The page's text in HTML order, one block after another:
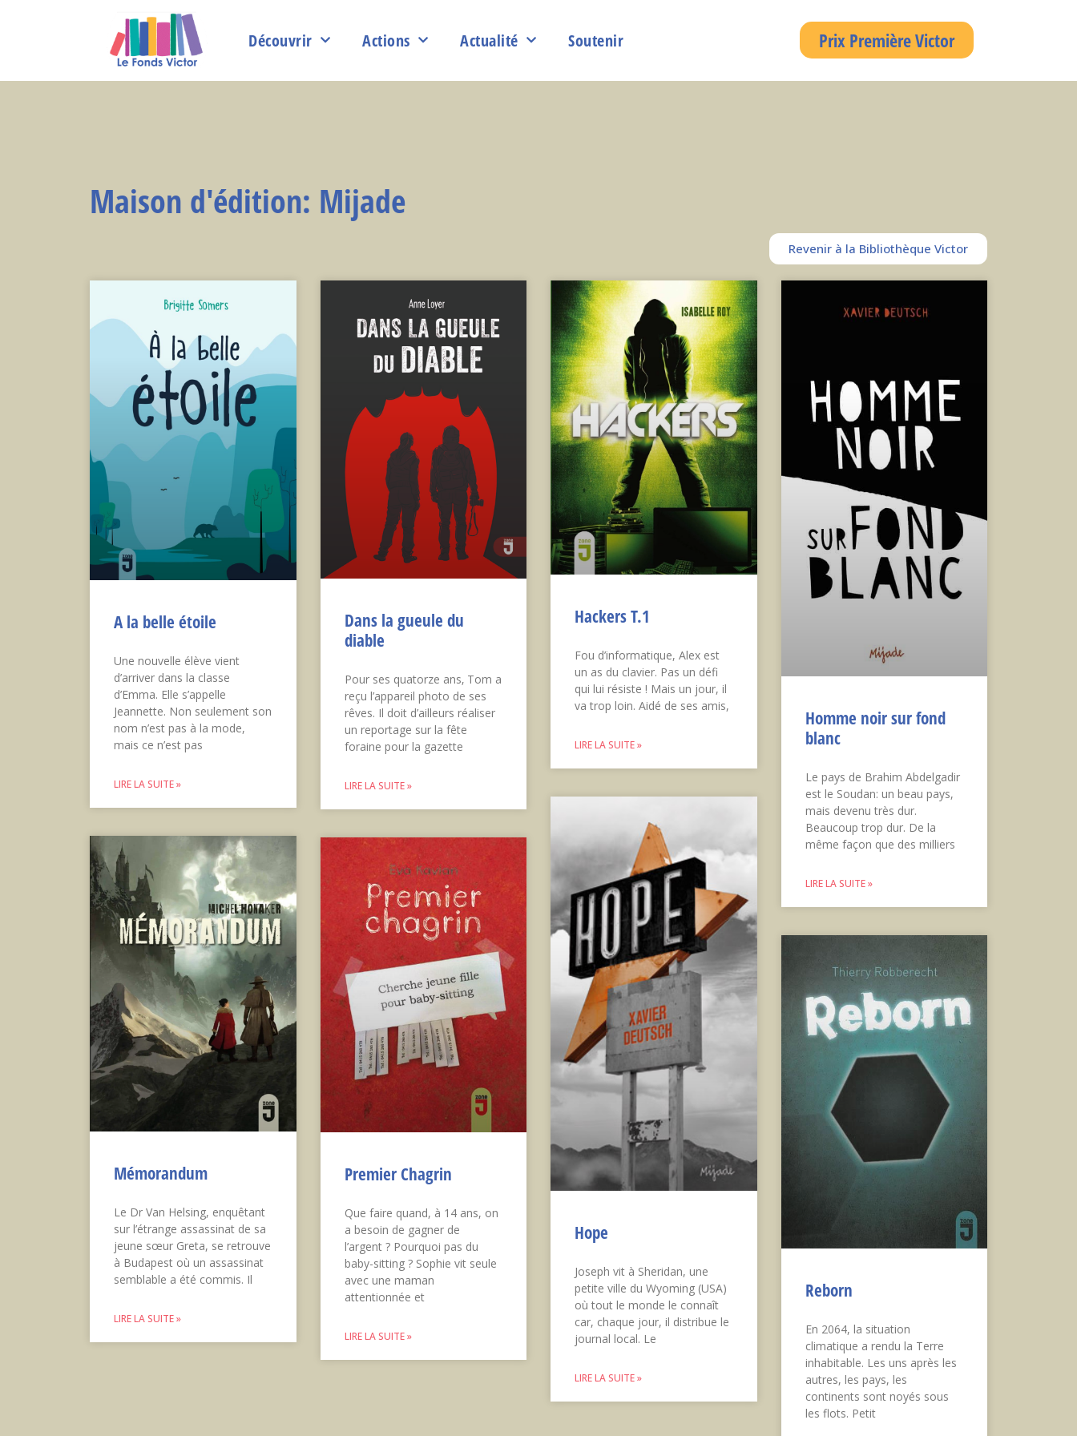
Découvrir Actions Actualité Soutenir Prix Première Victor
Maison d'édition: Mijade
Revenir à la Bibliothèque Victor
A la belle étoile
Une nouvelle élève vient
d’arriver dans la classe
d’Emma. Elle s’appelle
Jeannette. Non seulement son
nom n’est pas à la mode,
mais ce n’est pas
LIRE LA SUITE »
Dans la gueule du
diable
Pour ses quatorze ans‚ Tom a
reçu l’appareil photo de ses
rêves. Il doit d’ailleurs réaliser
un reportage sur la fête
foraine pour la gazette
LIRE LA SUITE »
Hackers T.1
Fou d’informatique, Alex est
un as du clavier. Pas un défi
qui lui résiste ! Mais un jour, il
va trop loin. Aidé de ses amis,
LIRE LA SUITE »
Homme noir sur fond
blanc
Le pays de Brahim Abdelgadir
est le Soudan: un beau pays,
mais devenu très dur.
Beaucoup trop dur. De la
même façon que des milliers
LIRE LA SUITE »
Mémorandum
Le Dr Van Helsing, enquêtant
sur l’étrange assassinat de sa
jeune sœur Greta, se retrouve
à Budapest où un assassinat
semblable a été commis. Il
LIRE LA SUITE »
Premier Chagrin
Que faire quand, à 14 ans, on
a besoin de gagner de
l’argent ? Pourquoi pas du
baby-sitting ? Sophie vit seule
avec une maman
attentionnée et
LIRE LA SUITE »
Hope
Joseph vit à Sheridan, une
petite ville du Wyoming (USA)
où tout le monde le connaît
car, chaque jour, il distribue le
journal local. Le
LIRE LA SUITE »
Reborn
En 2064, la situation
climatique a rendu la Terre
inhabitable. Les uns après les
autres, les pays, les
continents sont noyés sous
les flots. Petit